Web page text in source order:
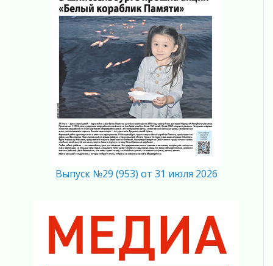
Лето без гаджетов
01 августа 2026
Болезнь девственниц и вампиров
01 августа 2026
Безмолвный крик о помощи
01 августа 2026
В музей всей семьёй
01 августа 2026
Без заявлений и очередей
01 августа 2026
Не женское это дело...уверены?
01 августа 2026
Айда на пляж!
01 августа 2026
Один в поле — не воин
01 августа 2026
Выпуск №29 (953) от 31 июля 2026